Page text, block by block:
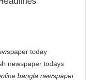
today
newspaper todays
bangla newspaper